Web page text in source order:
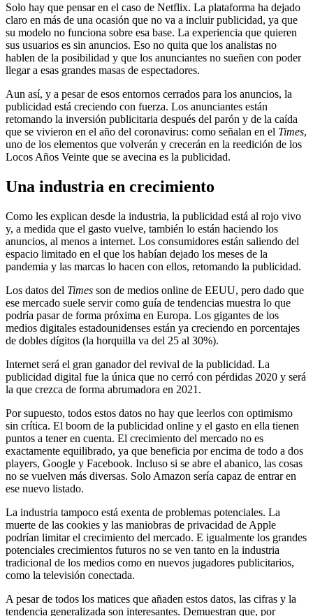
Solo hay que pensar en el caso de Netflix. La plataforma ha dejado
claro en más de una ocasión que no va a incluir publicidad, ya que
su modelo no funciona sobre esa base. La experiencia que quieren
sus usuarios es sin anuncios. Eso no quita que los analistas no
hablen de la posibilidad y que los anunciantes no sueñen con poder
llegar a esas grandes masas de espectadores.
Aun así, y a pesar de esos entornos cerrados para los anuncios, la
publicidad está creciendo con fuerza. Los anunciantes están
retomando la inversión publicitaria después del parón y de la caída
que se vivieron en el año del coronavirus: como señalan en el Times,
uno de los elementos que volverán y crecerán en la reedición de los
Locos Años Veinte que se avecina es la publicidad.
Una industria en crecimiento
Como les explican desde la industria, la publicidad está al rojo vivo
y, a medida que el gasto vuelve, también lo están haciendo los
anuncios, al menos a internet. Los consumidores están saliendo del
espacio limitado en el que los habían dejado los meses de la
pandemia y las marcas lo hacen con ellos, retomando la publicidad.
Los datos del Times son de medios online de EEUU, pero dado que
ese mercado suele servir como guía de tendencias muestra lo que
podría pasar de forma próxima en Europa. Los gigantes de los
medios digitales estadounidenses están ya creciendo en porcentajes
de dobles dígitos (la horquilla va del 25 al 30%).
Internet será el gran ganador del revival de la publicidad. La
publicidad digital fue la única que no cerró con pérdidas 2020 y será
la que crezca de forma abrumadora en 2021.
Por supuesto, todos estos datos no hay que leerlos con optimismo
sin crítica. El boom de la publicidad online y el gasto en ella tienen
puntos a tener en cuenta. El crecimiento del mercado no es
exactamente equilibrado, ya que beneficia por encima de todo a dos
players, Google y Facebook. Incluso si se abre el abanico, las cosas
no se vuelven más diversas. Solo Amazon sería capaz de entrar en
ese nuevo listado.
La industria tampoco está exenta de problemas potenciales. La
muerte de las cookies y las maniobras de privacidad de Apple
podrían limitar el crecimiento del mercado. E igualmente los grandes
potenciales crecimientos futuros no se ven tanto en la industria
tradicional de los medios como en nuevos jugadores publicitarios,
como la televisión conectada.
A pesar de todos los matices que añaden estos datos, las cifras y la
tendencia generalizada son interesantes. Demuestran que, por